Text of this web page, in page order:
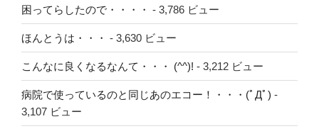
困ってらしたので・・・・ - 3,786 ビュー
ほんとうは・・・ - 3,630 ビュー
こんなに良くなるなんて・・・ (^^)! - 3,212 ビュー
病院で使っているのと同じあのエコー！・・・(ﾟДﾟ) -
3,107 ビュー